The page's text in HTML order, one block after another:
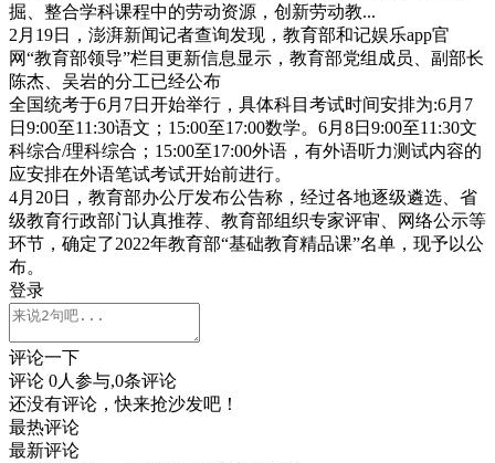
掘、整合学科课程中的劳动资源，创新劳动教...
2月19日，澎湃新闻记者查询发现，教育部和记娱乐app官
网“教育部领导”栏目更新信息显示，教育部党组成员、副部长
陈杰、吴岩的分工已经公布
全国统考于6月7日开始举行，具体科目考试时间安排为:6月7
日9:00至11:30语文；15:00至17:00数学。6月8日9:00至11:30文
科综合/理科综合；15:00至17:00外语，有外语听力测试内容的
应安排在外语笔试考试开始前进行。
4月20日，教育部办公厅发布公告称，经过各地逐级遴选、省
级教育行政部门认真推荐、教育部组织专家评审、网络公示等
环节，确定了2022年教育部“基础教育精品课”名单，现予以公
布。
登录
评论一下
评论 0人参与,0条评论
还没有评论，快来抢沙发吧！
最热评论
最新评论